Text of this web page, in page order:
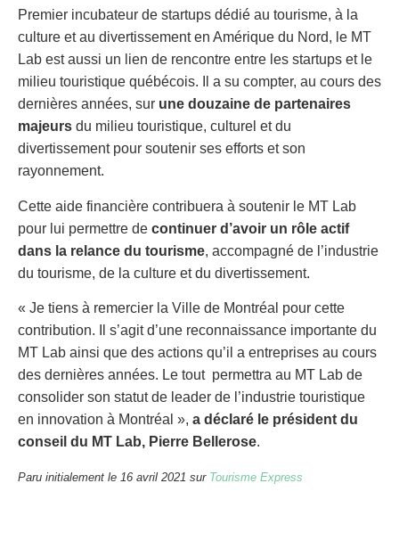
Premier incubateur de startups dédié au tourisme, à la
culture et au divertissement en Amérique du Nord, le MT
Lab est aussi un lien de rencontre entre les startups et le
milieu touristique québécois. Il a su compter, au cours des
dernières années, sur une douzaine de partenaires
majeurs du milieu touristique, culturel et du
divertissement pour soutenir ses efforts et son
rayonnement.
Cette aide financière contribuera à soutenir le MT Lab
pour lui permettre de continuer d’avoir un rôle actif
dans la relance du tourisme, accompagné de l’industrie
du tourisme, de la culture et du divertissement.
« Je tiens à remercier la Ville de Montréal pour cette
contribution. Il s’agit d’une reconnaissance importante du
MT Lab ainsi que des actions qu’il a entreprises au cours
des dernières années. Le tout permettra au MT Lab de
consolider son statut de leader de l’industrie touristique
en innovation à Montréal », a déclaré le président du
conseil du MT Lab, Pierre Bellerose.
Paru initialement le 16 avril 2021 sur Tourisme Express